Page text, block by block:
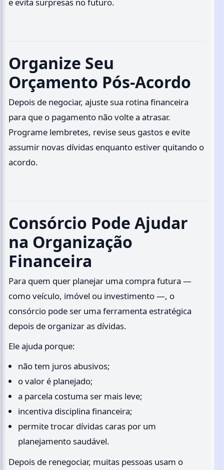
Organize Seu
Orçamento Pós-Acordo
Depois de negociar, ajuste sua rotina financeira
para que o pagamento não volte a atrasar.
Programe lembretes, revise seus gastos e evite
assumir novas dívidas enquanto estiver quitando o
acordo.
Consórcio Pode Ajudar
na Organização
Financeira
Para quem quer planejar uma compra futura —
como veículo, imóvel ou investimento —, o
consórcio pode ser uma ferramenta estratégica
depois de organizar as dívidas.
Ele ajuda porque:
não tem juros abusivos;
o valor é planejado;
a parcela costuma ser mais leve;
incentiva disciplina financeira;
permite trocar dívidas caras por um
planejamento saudável.
Depois de renegociar, muitas pessoas usam o